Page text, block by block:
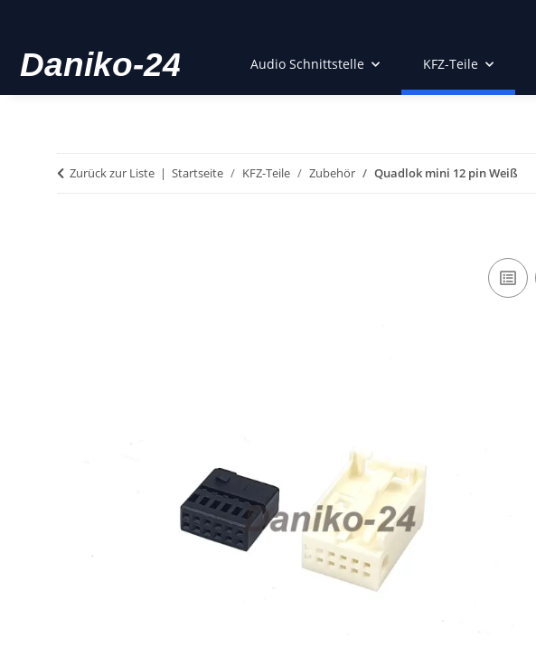
Audio Schnittstelle KFZ-Teile
Zurück zur Liste Startseite KFZ-Teile Zubehör Quadlok mini 12 pin Weiß